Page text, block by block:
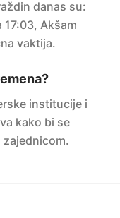
danas su:
Akšam
vaktija.
institucije i
kako bi se